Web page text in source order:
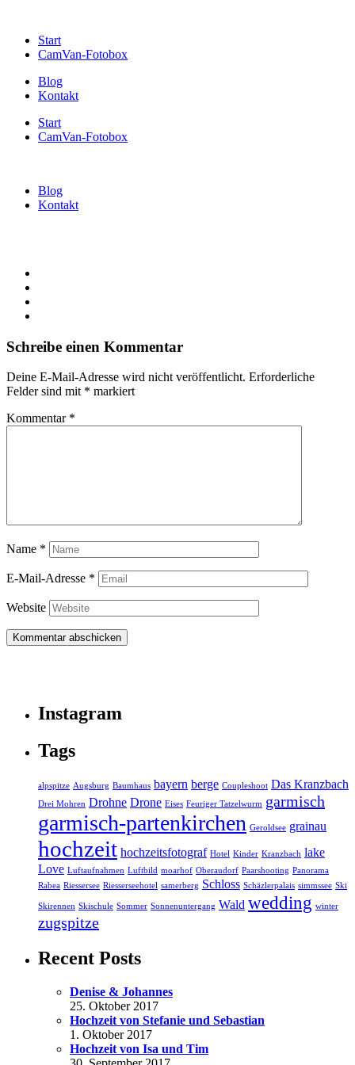
Start
CamVan-Fotobox
Blog
Kontakt
Start
CamVan-Fotobox
Blog
Kontakt
Schreibe einen Kommentar
Deine E-Mail-Adresse wird nicht veröffentlicht. Erforderliche
Felder sind mit * markiert
Kommentar *
Name *
E-Mail-Adresse *
Website
Instagram
Tags
alpspitze Augsburg Baumhaus bayern berge Coupleshoot Das Kranzbach
Drei Mohren Drohne Drone Eises Feuriger Tatzelwurm garmisch
garmisch-partenkirchen Geroldsee grainau
hochzeit hochzeitsfotograf Hotel Kinder Kranzbach lake
Love Luftaufnahmen Luftbild moarhof Oberaudorf Paarshooting Panorama
Rabea Riessersee Riesserseehotel samerberg Schloss Schäzlerpalais simmssee Ski
Skirennen Skischule Sommer Sonnenuntergang Wald wedding winter
zugspitze
Recent Posts
Denise & Johannes
25. Oktober 2017
Hochzeit von Stefanie und Sebastian
1. Oktober 2017
Hochzeit von Isa und Tim